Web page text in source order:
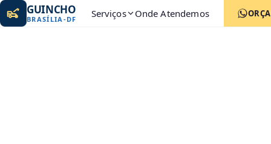
GUINCHO
BRASÍLIA-DF Serviços Onde Atendemos